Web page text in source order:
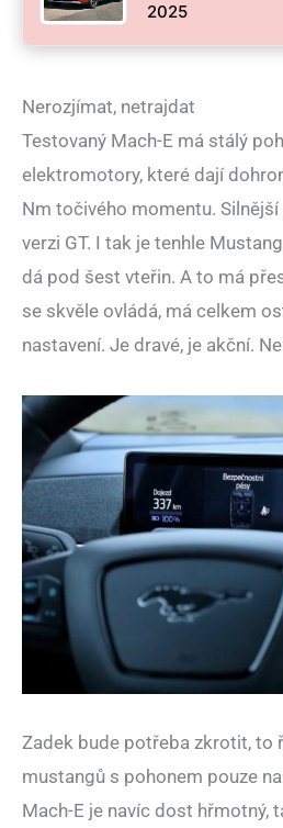
2025
Nerozjímat, netrajdat
Testovaný Mach-E má stálý
elektromotory, které dají
Nm točivého momentu.
verzi GT. I tak je tenhle
dá pod šest vteřin. A to má
se skvěle ovládá, má celkem
nastavení. Je dravé, je akční.
Zadek bude potřeba zkrotit, to
mustangů s pohonem pouze
Mach-E je navíc dost hřmotný,